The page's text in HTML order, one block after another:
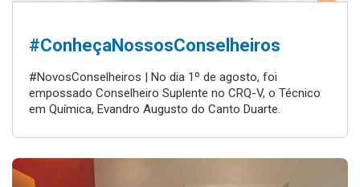
#ConheçaNossosConselheiros
#NovosConselheiros | No dia 1º de agosto, foi
empossado Conselheiro Suplente no CRQ-V, o Técnico
em Química, Evandro Augusto do Canto Duarte.